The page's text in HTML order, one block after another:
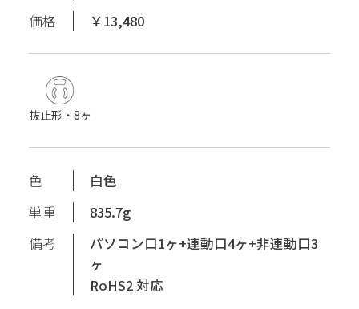
価格
￥13,480
抜止形・8ヶ
色
白色
単重
835.7g
備考
パソコン口1ヶ+連動口4ヶ+非連動口3
ヶ
RoHS2 対応